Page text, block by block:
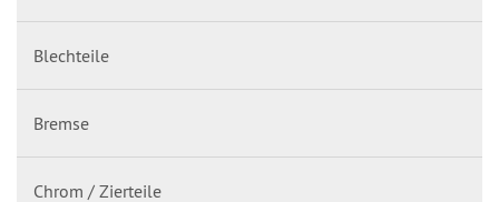
Blechteile
Bremse
Chrom / Zierteile